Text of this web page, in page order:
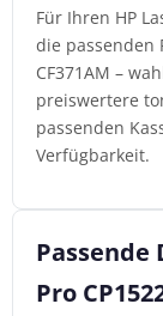
Für Ihren HP
die passenden
CF371AM –
preiswertere
passenden
Verfügbarkeit.
Passende
Pro